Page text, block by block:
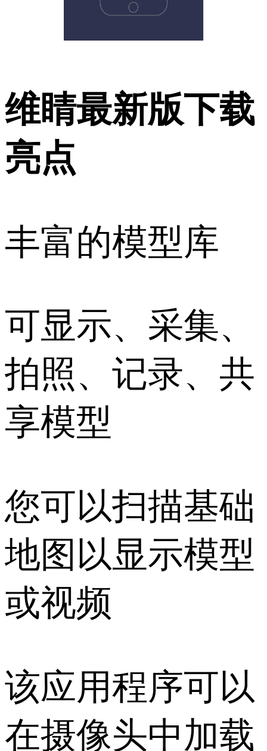
维睛最新版下载
亮点
丰富的模型库
可显示、采集、
拍照、记录、共
享模型
您可以扫描基础
地图以显示模型
或视频
该应用程序可以
在摄像头中加载